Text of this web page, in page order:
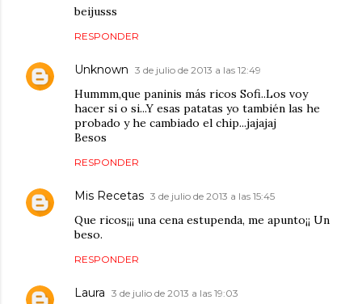
beijusss
RESPONDER
Unknown 3 de julio de 2013 a las 12:49
Hummm,que paninis más ricos Sofi..Los voy
hacer si o si...Y esas patatas yo también las he
probado y he cambiado el chip...jajajaj
Besos
RESPONDER
Mis Recetas 3 de julio de 2013 a las 15:45
Que ricos¡¡¡ una cena estupenda, me apunto¡¡ Un
beso.
RESPONDER
Laura 3 de julio de 2013 a las 19:03